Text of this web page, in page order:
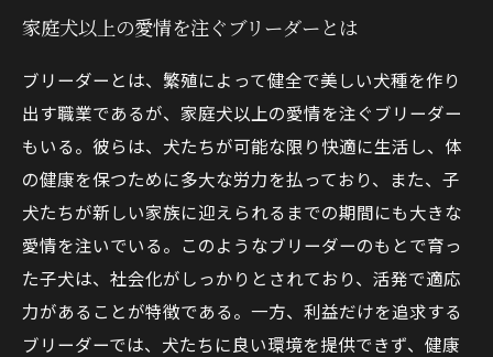
家庭犬以上の愛情を注ぐブリーダーとは
ブリーダーとは、繁殖によって健全で美しい犬種を作り
出す職業であるが、家庭犬以上の愛情を注ぐブリーダー
もいる。彼らは、犬たちが可能な限り快適に生活し、体
の健康を保つために多大な労力を払っており、また、子
犬たちが新しい家族に迎えられるまでの期間にも大きな
愛情を注いでいる。このようなブリーダーのもとで育っ
た子犬は、社会化がしっかりとされており、活発で適応
力があることが特徴である。一方、利益だけを追求する
ブリーダーでは、犬たちに良い環境を提供できず、健康